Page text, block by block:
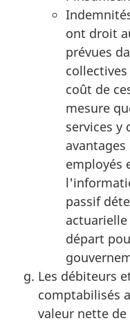
ont droit
prévues
coût de
mesure
services y
employés
passif
départ
Les débiteurs
comptabilisés
valeur nette